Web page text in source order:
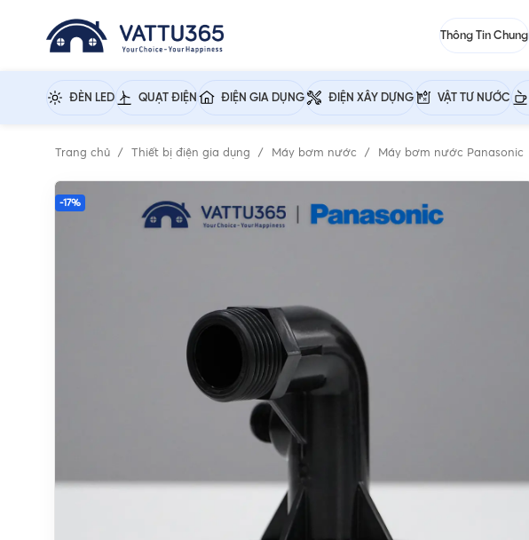
Thông Tin Chung
ĐÈN LED QUẠT ĐIỆN ĐIỆN GIA DỤNG ĐIỆN XÂY DỰNG VẬT TƯ NƯỚC
Trang chủ Thiết bị điện gia dụng Máy bơm nước Máy bơm nước Panasonic
-17%